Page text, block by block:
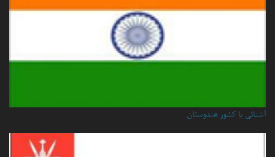
آشنائی با کشور هندوستان